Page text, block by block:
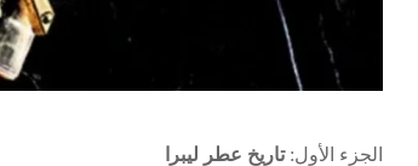
الجزء الأول:تاريخ عطر ليبرا